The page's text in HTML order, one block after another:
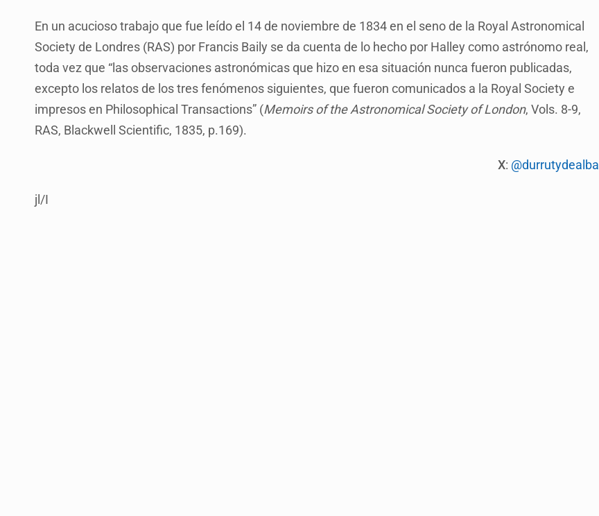
En un acucioso trabajo que fue leído el 14 de noviembre de 1834 en el seno de la Royal Astronomical
Society de Londres (RAS) por Francis Baily se da cuenta de lo hecho por Halley como astrónomo real,
toda vez que “las observaciones astronómicas que hizo en esa situación nunca fueron publicadas,
excepto los relatos de los tres fenómenos siguientes, que fueron comunicados a la Royal Society e
impresos en Philosophical Transactions” (Memoirs of the Astronomical Society of London, Vols. 8-9,
RAS, Blackwell Scientific, 1835, p.169).
X: @durrutydealba
jl/I